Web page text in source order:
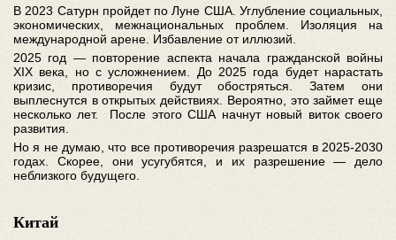
В 2023 Сатурн пройдет по Луне США. Углубление социальных,
экономических, межнациональных проблем. Изоляция на
международной арене. Избавление от иллюзий.
2025 год — повторение аспекта начала гражданской войны
XIX века, но с усложнением. До 2025 года будет нарастать
кризис, противоречия будут обостряться. Затем они
выплеснутся в открытых действиях. Вероятно, это займет еще
несколько лет. После этого США начнут новый виток своего
развития.
Но я не думаю, что все противоречия разрешатся в 2025-2030
годах. Скорее, они усугубятся, и их разрешение — дело
неблизкого будущего.
Китай